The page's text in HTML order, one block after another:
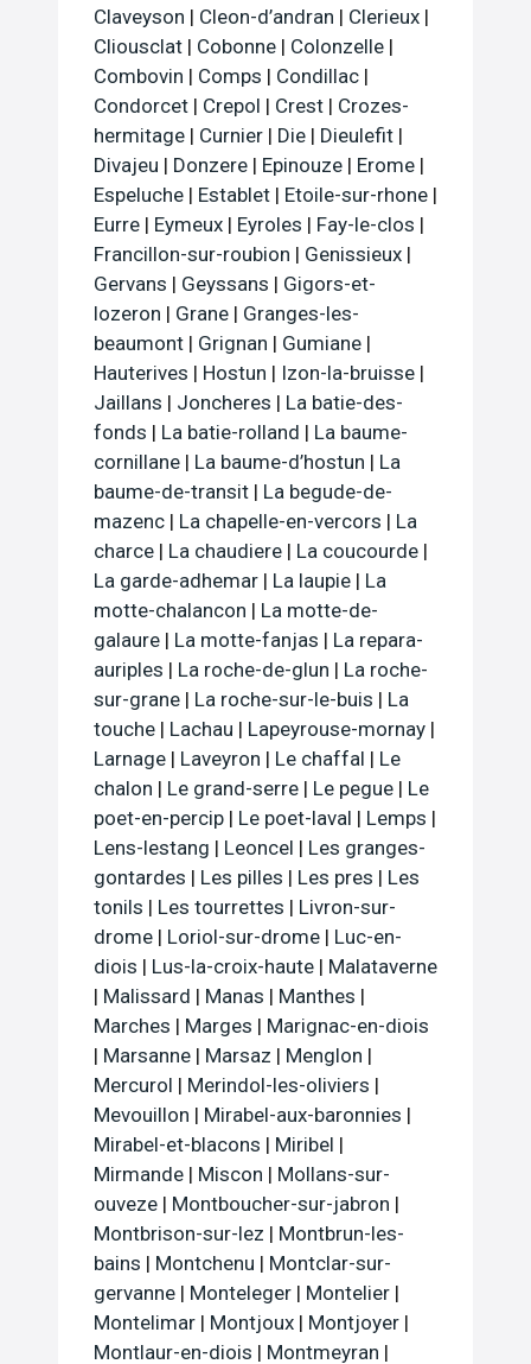
Claveyson | Cleon-d’andran | Clerieux |
Cliousclat | Cobonne | Colonzelle |
Combovin | Comps | Condillac |
Condorcet | Crepol | Crest | Crozes-
hermitage | Curnier | Die | Dieulefit |
Divajeu | Donzere | Epinouze | Erome |
Espeluche | Establet | Etoile-sur-rhone |
Eurre | Eymeux | Eyroles | Fay-le-clos |
Francillon-sur-roubion | Genissieux |
Gervans | Geyssans | Gigors-et-
lozeron | Grane | Granges-les-
beaumont | Grignan | Gumiane |
Hauterives | Hostun | Izon-la-bruisse |
Jaillans | Joncheres | La batie-des-
fonds | La batie-rolland | La baume-
cornillane | La baume-d’hostun | La
baume-de-transit | La begude-de-
mazenc | La chapelle-en-vercors | La
charce | La chaudiere | La coucourde |
La garde-adhemar | La laupie | La
motte-chalancon | La motte-de-
galaure | La motte-fanjas | La repara-
auriples | La roche-de-glun | La roche-
sur-grane | La roche-sur-le-buis | La
touche | Lachau | Lapeyrouse-mornay |
Larnage | Laveyron | Le chaffal | Le
chalon | Le grand-serre | Le pegue | Le
poet-en-percip | Le poet-laval | Lemps |
Lens-lestang | Leoncel | Les granges-
gontardes | Les pilles | Les pres | Les
tonils | Les tourrettes | Livron-sur-
drome | Loriol-sur-drome | Luc-en-
diois | Lus-la-croix-haute | Malataverne
| Malissard | Manas | Manthes |
Marches | Marges | Marignac-en-diois
| Marsanne | Marsaz | Menglon |
Mercurol | Merindol-les-oliviers |
Mevouillon | Mirabel-aux-baronnies |
Mirabel-et-blacons | Miribel |
Mirmande | Miscon | Mollans-sur-
ouveze | Montboucher-sur-jabron |
Montbrison-sur-lez | Montbrun-les-
bains | Montchenu | Montclar-sur-
gervanne | Monteleger | Montelier |
Montelimar | Montjoux | Montjoyer |
Montlaur-en-diois | Montmeyran |